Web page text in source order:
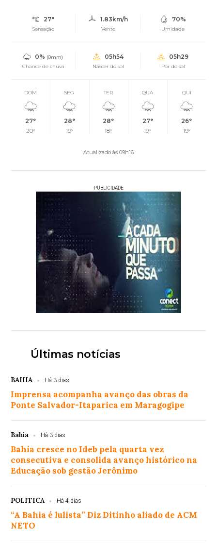
27°
Sensação
1.83km/h
Vento
70%
Umidade
0% (0mm)
Chance de chuva
05h54
Nascer do sol
05h29
Pôr do sol
DOM
27°
20°
SEG
28°
19°
TER
28°
18°
QUA
27°
19°
QUI
26°
19°
Atualizado às 09h16
PUBLICIDADE
Últimas notícias
BAHIA Há 3 dias
Imprensa acompanha avanço das obras da
Ponte Salvador-Itaparica em Maragogipe
Bahia Há 3 dias
Bahia cresce no Ideb pela quarta vez
consecutiva e consolida avanço histórico na
Educação sob gestão Jerônimo
POLITICA Há 4 dias
“A Bahia é lulista” Diz Ditinho aliado de ACM
NETO